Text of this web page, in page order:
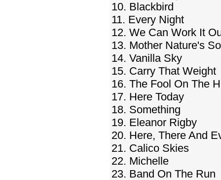
10. Blackbird
11. Every Night
12. We Can Work It
13. Mother Nature's
14. Vanilla Sky
15. Carry That Weight
16. The Fool On The
17. Here Today
18. Something
19. Eleanor Rigby
20. Here, There And
21. Calico Skies
22. Michelle
23. Band On The Run